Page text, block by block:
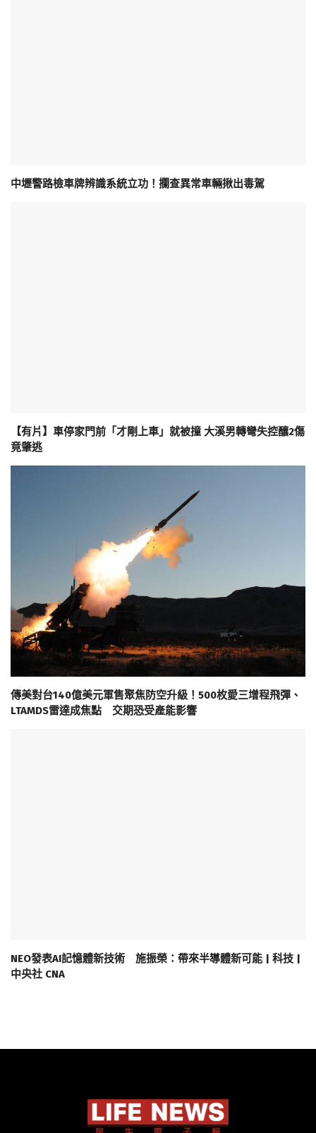
中壢警路檢車牌辨識系統立功！攔查異常車輛揪出毒駕
【有片】車停家門前「才剛上車」就被撞 大溪男轉彎失控釀2傷
竟肇逃
傳美對台140億美元軍售聚焦防空升級！500枚愛三增程飛彈、
LTAMDS雷達成焦點 交期恐受產能影響
NEO發表AI記憶體新技術 施振榮：帶來半導體新可能 | 科技 |
中央社 CNA